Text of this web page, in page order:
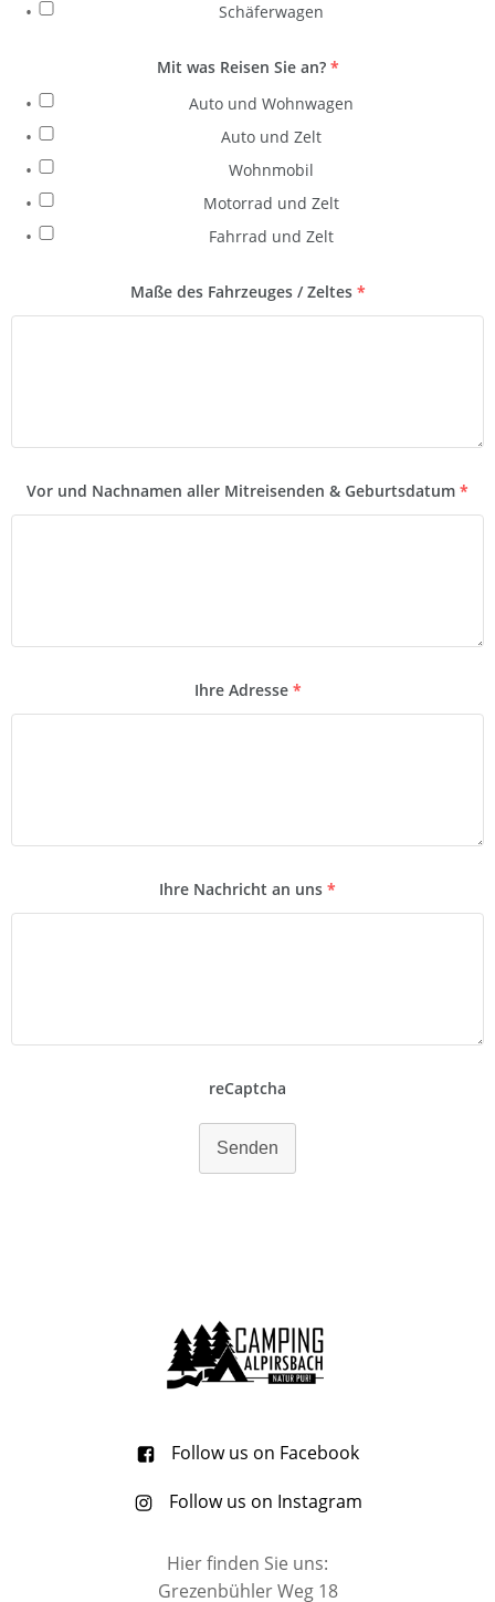
Schäferwagen
Mit was Reisen Sie an? *
Auto und Wohnwagen
Auto und Zelt
Wohnmobil
Motorrad und Zelt
Fahrrad und Zelt
Maße des Fahrzeuges / Zeltes *
Vor und Nachnamen aller Mitreisenden & Geburtsdatum *
Ihre Adresse *
Ihre Nachricht an uns *
reCaptcha
Senden
Follow us on Facebook
Follow us on Instagram
Hier finden Sie uns:
Grezenbühler Weg 18